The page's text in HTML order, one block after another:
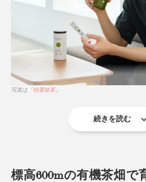
写真は「特選抹茶」
け入れるという意味もあるそう。
続きを読む
標高600mの有機茶畑で